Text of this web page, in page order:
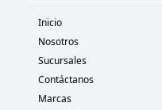
Inicio
Nosotros
Sucursales
Contáctanos
Marcas